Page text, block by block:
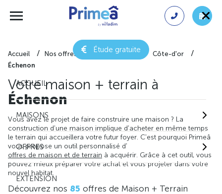
Étude gratuite
ACCUEIL
MAISONS
OFFRES
EXTENSION
Accueil Nos offres de maison + terrain
Côte-d'or
Échenon
Votre maison + terrain à
Échenon
Vous avez le projet de faire construire une maison ? La
construction d'une maison implique d'acheter en même temps
le terrain qui accueillera votre futur foyer. C'est pourquoi Primeâ
vous propose un outil personnalisé d'
offres de maison et de terrain à acquérir. Grâce à cet outil, vous
pouvez mieux préparer votre achat et vous projeter dans votre
nouvel habitat.
Découvrez nos 85 offres de Maison + Terrain